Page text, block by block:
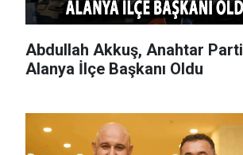
Abdullah Akkuş, Anahtar Parti
Alanya İlçe Başkanı Oldu